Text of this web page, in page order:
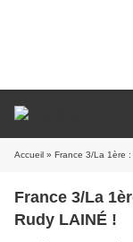
Accueil » France 3/La 1ère
France 3/La
Rudy LAINÉ !